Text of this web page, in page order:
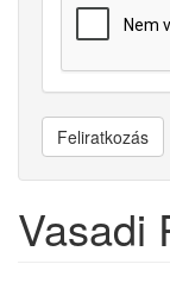
Feliratkozás
Vasadi